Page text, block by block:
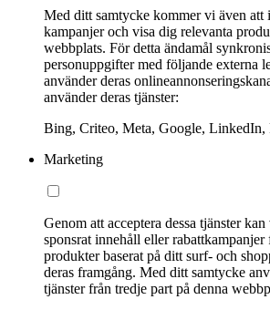
Med ditt samtycke kommer vi även att
kampanjer och visa dig relevanta
webbplats. För detta ändamål
personuppgifter med följande externa
använder deras
använder deras tjänster:
Bing, Criteo, Meta, Google, LinkedIn,
Marketing
Genom att acceptera dessa tjänster
sponsrat innehåll eller
produkter baserat på ditt surf- och
deras framgång. Med ditt samtycke
tjänster från tredje part på denna